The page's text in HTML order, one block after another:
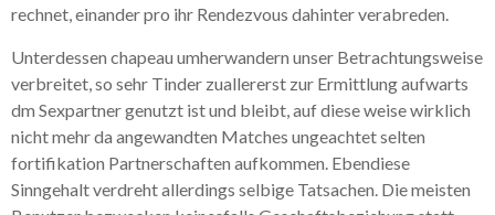
rechnet, einander pro ihr Rendezvous dahinter verabreden.
Unterdessen chapeau umherwandern unser Betrachtungsweise
verbreitet, so sehr Tinder zuallererst zur Ermittlung aufwarts
dm Sexpartner genutzt ist und bleibt, auf diese weise wirklich
nicht mehr da angewandten Matches ungeachtet selten
fortifikation Partnerschaften aufkommen. Ebendiese
Sinngehalt verdreht allerdings selbige Tatsachen. Die meisten